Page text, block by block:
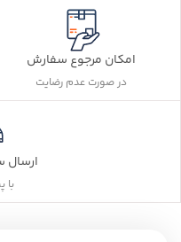
امکان مرجوع سفارش
در صورت عدم رضایت
ارسال
با